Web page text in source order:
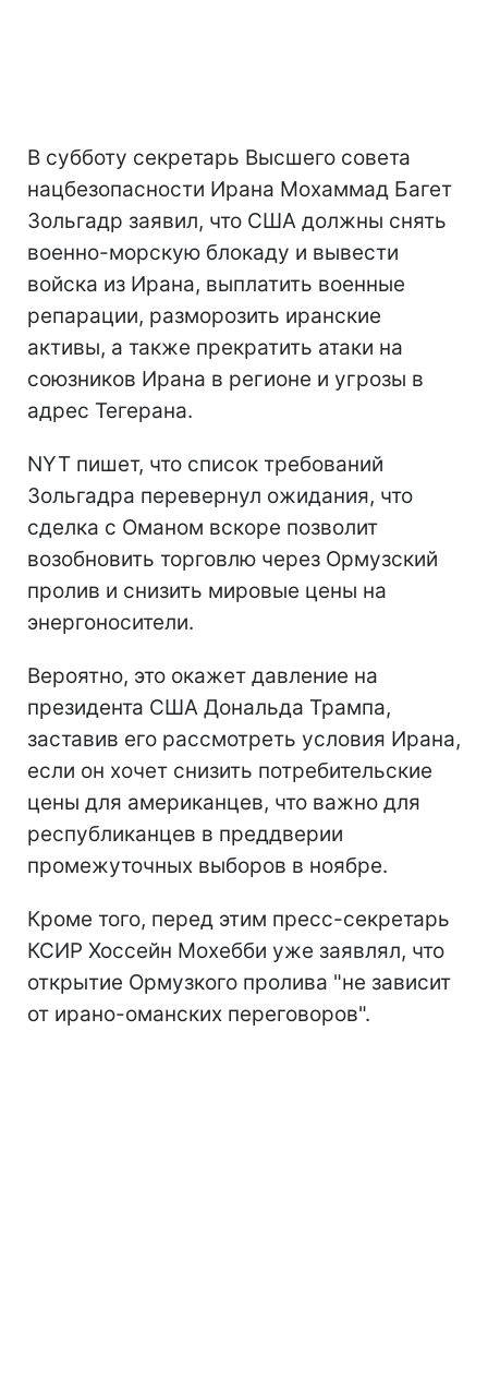
В субботу секретарь Высшего совета
нацбезопасности Ирана Мохаммад Багет
Зольгадр заявил, что США должны снять
военно-морскую блокаду и вывести
войска из Ирана, выплатить военные
репарации, разморозить иранские
активы, а также прекратить атаки на
союзников Ирана в регионе и угрозы в
адрес Тегерана.
NYT пишет, что список требований
Зольгадра перевернул ожидания, что
сделка с Оманом вскоре позволит
возобновить торговлю через Ормузский
пролив и снизить мировые цены на
энергоносители.
Вероятно, это окажет давление на
президента США Дональда Трампа,
заставив его рассмотреть условия Ирана,
если он хочет снизить потребительские
цены для американцев, что важно для
республиканцев в преддверии
промежуточных выборов в ноябре.
Кроме того, перед этим пресс-секретарь
КСИР Хоссейн Мохебби уже заявлял, что
открытие Ормузкого пролива "не зависит
от ирано-оманских переговоров".